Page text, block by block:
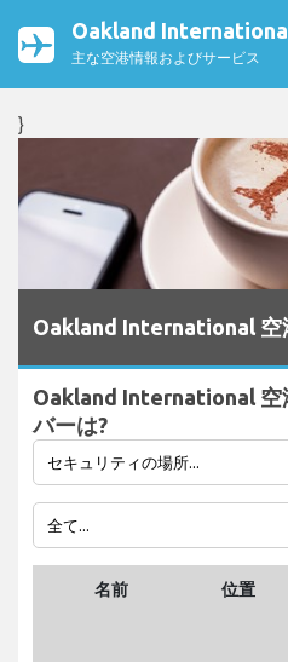
Oakland
主な空港情報およびサービス
}
Oakland International 空
Oakland International 空
バーは?
名前 位置